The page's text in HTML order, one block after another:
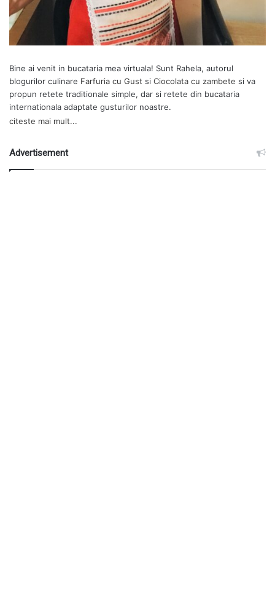
Bine ai venit in bucataria mea virtuala! Sunt Rahela, autorul
blogurilor culinare Farfuria cu Gust si Ciocolata cu zambete si va
propun retete traditionale simple, dar si retete din bucataria
internationala adaptate gusturilor noastre.
citeste mai mult...
Advertisement